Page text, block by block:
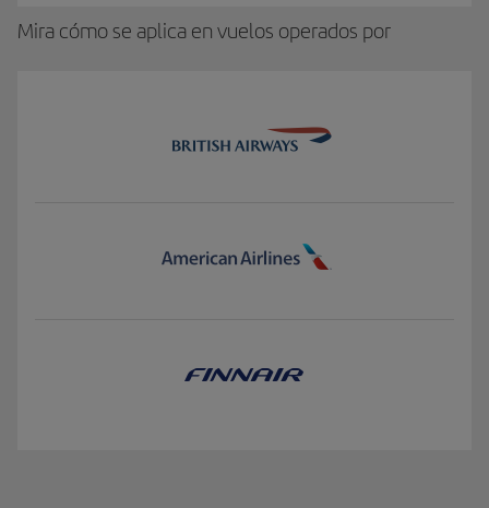
Mira cómo se aplica en vuelos operados por